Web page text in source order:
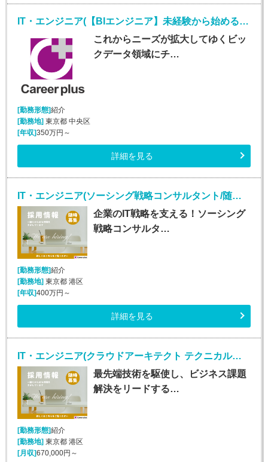
IT・エンジニア(【BIエンジニア】未経験から始めるデータ分析のプロ！)
これからニーズが拡大してゆくビッ
クデータ領域にチ…
[勤務形態]紹介
[勤務地] 東京都 中央区
[年収]350万円～
詳細を見る
IT・エンジニア(ソーシング戦略コンサルタント/随時入社/正社員)
企業のIT戦略を支える！ソーシング
戦略コンサルタ…
[勤務形態]紹介
[勤務地] 東京都 港区
[年収]400万円～
詳細を見る
IT・エンジニア(クラウドアーキテクト テクニカルスペシャリスト/正社員)
最先端技術を駆使し、ビジネス課題
解決をリードする…
[勤務形態]紹介
[勤務地]東京都 港区
[月収]670,000円～